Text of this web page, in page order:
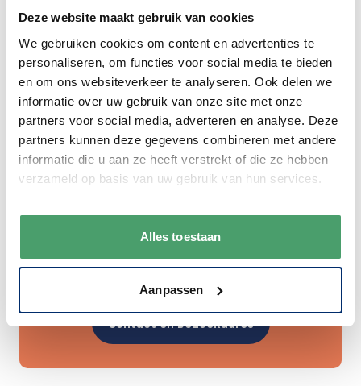
Deze website maakt gebruik van cookies
We gebruiken cookies om content en advertenties te
personaliseren, om functies voor social media te bieden
en om ons websiteverkeer te analyseren. Ook delen we
informatie over uw gebruik van onze site met onze
partners voor social media, adverteren en analyse. Deze
partners kunnen deze gegevens combineren met andere
informatie die u aan ze heeft verstrekt of die ze hebben
verzameld op basis van uw gebruik van hun services.
Alles toestaan
Aanpassen
Bezoek onze winkel in
Leerdam
Contact en bezoekadres